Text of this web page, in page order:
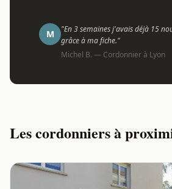
M
"En 3 semaines j'avais déjà 15
grâce à ma fiche."
Michel B. — Cordonnier à Lyon
Les cordonniers à